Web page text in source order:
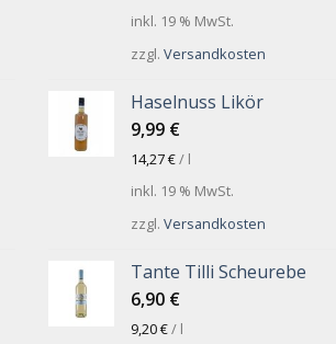
inkl. 19 % MwSt.
zzgl. Versandkosten
Haselnuss Likör
9,99 €
14,27€/ l
inkl. 19 % MwSt.
zzgl. Versandkosten
Tante Tilli Scheurebe
6,90 €
9,20€/ l